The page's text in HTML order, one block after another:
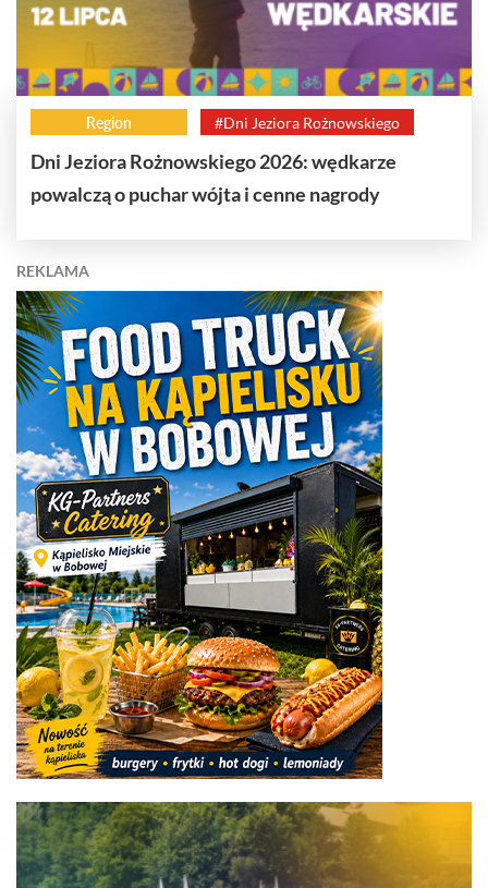
Region #Dni Jeziora Rożnowskiego
Dni Jeziora Rożnowskiego 2026: wędkarze
powalczą o puchar wójta i cenne nagrody
REKLAMA